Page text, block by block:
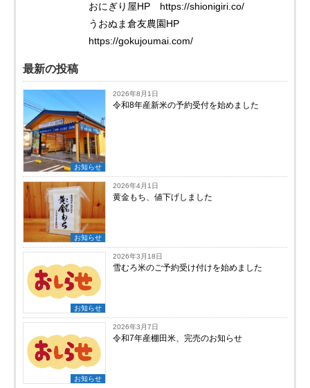
おにぎり屋HP https://shionigiri.co/
うおぬま倉友農園HP
https://gokujoumai.com/
最新の投稿
お知らせ
2026年8月1日
令和8年産新米の予約受付を始めました
お知らせ
2026年4月1日
黄金もち、値下げしました
お知らせ
2026年3月18日
雪むろ米のご予約受け付けを始めました
お知らせ
2026年3月7日
令和7年産棚田米、完売のお知らせ